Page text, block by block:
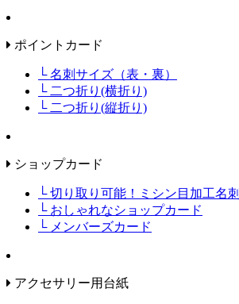
ポイントカード
└ 名刺サイズ（表・裏）
└ 二つ折り(横折り)
└ 二つ折り(縦折り)
ショップカード
└ 切り取り可能！ミシン目加工名刺
└ おしゃれなショップカード
└ メンバーズカード
アクセサリー用台紙